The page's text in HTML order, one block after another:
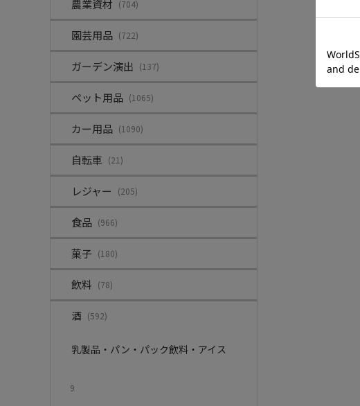
農業資材 (704)
園芸用品 (722)
ガーデン演出 (137)
ペット用品 (1065)
カー用品 (1090)
自転車 (21)
レジャー (205)
食品 (966)
菓子 (180)
飲料 (78)
酒 (592)
乳製品・パン・パック飲料・アイス
9